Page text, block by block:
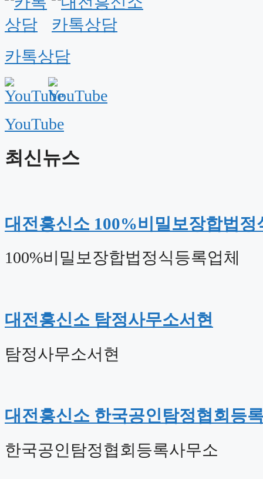
카톡상담
YouTube
최신뉴스
대전흥신소 100%비밀보장합법정
100%비밀보장합법정식등록업체
대전흥신소 탐정사무소서현
탐정사무소서현
대전흥신소 한국공인탐정협회등
한국공인탐정협회등록사무소